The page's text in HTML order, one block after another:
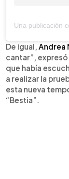
De igual, Andrea
cantar”,
que había
a realizar la
esta nueva
“Bestia”.